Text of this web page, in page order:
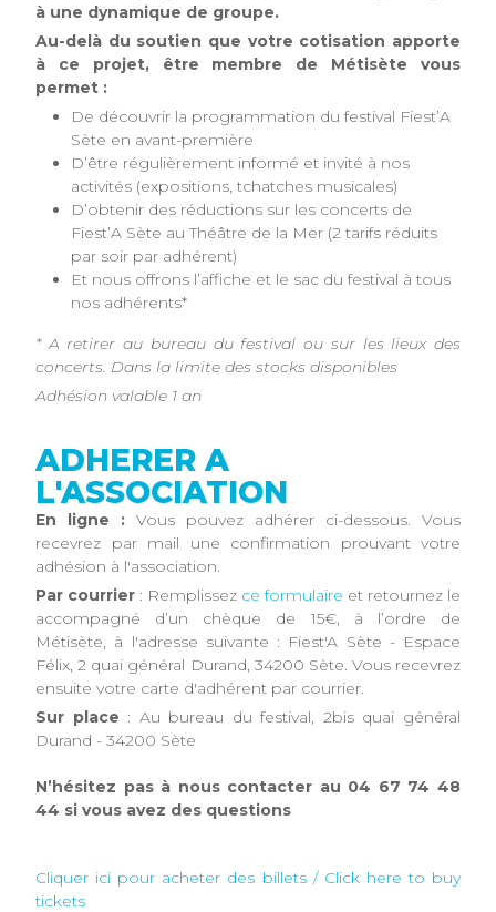
à une dynamique de groupe.
Au-delà du soutien que votre cotisation apporte
à ce projet, être membre de Métisète vous
permet :
De découvrir la programmation du festival Fiest’A
Sète en avant-première
D’être régulièrement informé et invité à nos
activités (expositions, tchatches musicales)
D’obtenir des réductions sur les concerts de
Fiest’A Sète au Théâtre de la Mer (2 tarifs réduits
par soir par adhérent)
Et nous offrons l’affiche et le sac du festival à tous
nos adhérents*
* A retirer au bureau du festival ou sur les lieux des
concerts. Dans la limite des stocks disponibles
Adhésion valable 1 an
ADHERER A
L'ASSOCIATION
En ligne : Vous pouvez adhérer ci-dessous. Vous
recevrez par mail une confirmation prouvant votre
adhésion à l'association.
Par courrier : Remplissez ce formulaire et retournez le
accompagné d’un chèque de 15€, à l’ordre de
Métisète, à l'adresse suivante : Fiest'A Sète - Espace
Félix, 2 quai général Durand, 34200 Sète. Vous recevrez
ensuite votre carte d'adhérent par courrier.
Sur place : Au bureau du festival, 2bis quai général
Durand - 34200 Sète
N’hésitez pas à nous contacter au 04 67 74 48
44 si vous avez des questions
Cliquer ici pour acheter des billets / Click here to buy
tickets